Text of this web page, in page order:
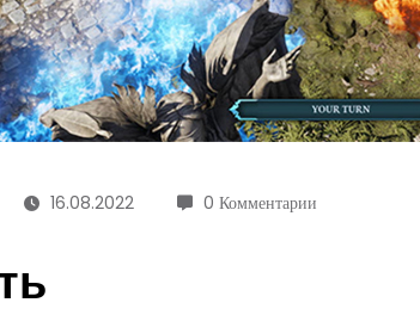
16.08.2022 0 Комментарии